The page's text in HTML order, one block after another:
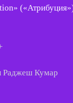
Раджеш Кумар